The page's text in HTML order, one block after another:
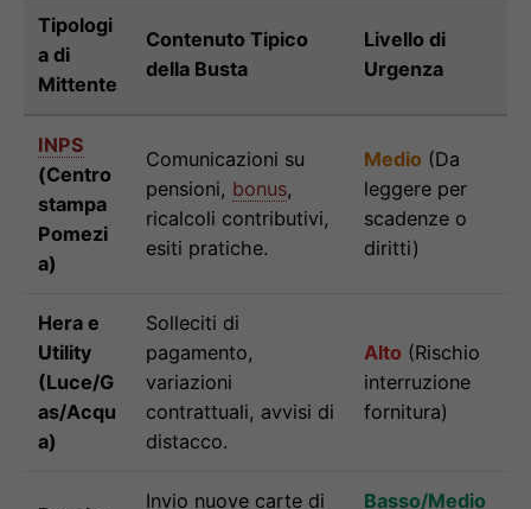
Tipologi
a di
Mittente
Contenuto Tipico
della Busta
Livello di
Urgenza
INPS
(Centro
stampa
Pomezi
a)
Comunicazioni su
pensioni, bonus,
ricalcoli contributivi,
esiti pratiche.
Medio (Da
leggere per
scadenze o
diritti)
Hera e
Utility
(Luce/G
as/Acqu
a)
Solleciti di
pagamento,
variazioni
contrattuali, avvisi di
distacco.
Alto (Rischio
interruzione
fornitura)
Invio nuove carte di
Basso/Medio